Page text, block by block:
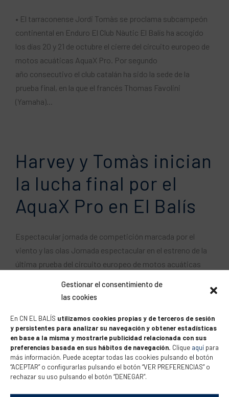
Gestionar el consentimiento de
las cookies
En CN EL BALÍS utilizamos cookies propias y de terceros de sesión
y persistentes para analizar su navegación y obtener estadísticas
en base a la misma y mostrarle publicidad relacionada con sus
preferencias basada en sus hábitos de navegación. Clique aquí para
más información. Puede aceptar todas las cookies pulsando el botón
“ACEPTAR” o configurarlas pulsando el botón “VER PREFERENCIAS” o
rechazar su uso pulsando el botón “DENEGAR”.
• El tarraconense Jordi Tomàs se proclama subcampeón
continental en Enduro El Club Nàutic El Balís ha acogido
los días 20 y 21 de octubre el cierre del circuito europeo de
motos acuáticas AquaX Pro. Por segundo
año consecutivo el club catalán ha sido la sede de la
prueba final, en la que el francés Thomas Favolini
(Yamaha)...
Harvey y Tomàs inician
la lucha final por el
AquaX Pro en El Balís
Espectacular jornada de competición marcada por el
viento y las olas Jornada espectacular en el estreno de la
última prueba del circuito europeo de motos acuáticas
Club Nàutic El Balís. En la categoría reina, el Enduro Pro, el
El Balís repite como
final del circuito